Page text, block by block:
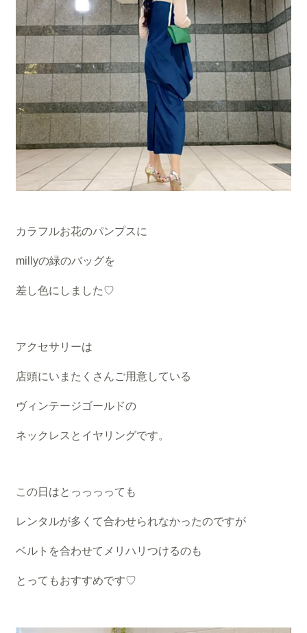
カラフルお花のパンプスに
millyの緑のバッグを
差し色にしました♡
アクセサリーは
店頭にいまたくさんご用意している
ヴィンテージゴールドの
ネックレスとイヤリングです。
この日はとっっっっても
レンタルが多くて合わせられなかったのですが
ベルトを合わせてメリハリつけるのも
とってもおすすめです♡